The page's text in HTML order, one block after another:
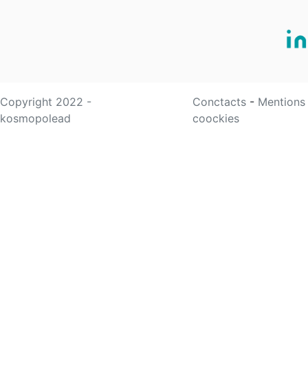
Copyright 2022 -
kosmopolead
Conctacts -
coockies